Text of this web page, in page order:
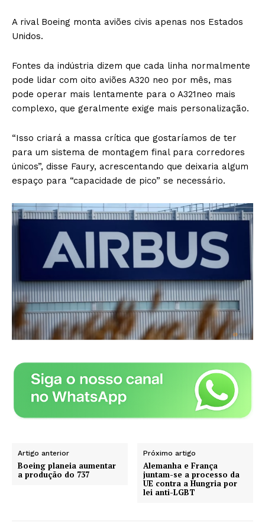
A rival Boeing monta aviões civis apenas nos Estados
Unidos.
Fontes da indústria dizem que cada linha normalmente
pode lidar com oito aviões A320 neo por mês, mas
pode operar mais lentamente para o A321neo mais
complexo, que geralmente exige mais personalização.
“Isso criará a massa crítica que gostaríamos de ter
para um sistema de montagem final para corredores
únicos”, disse Faury, acrescentando que deixaria algum
espaço para “capacidade de pico” se necessário.
Artigo anterior
Boeing planeia aumentar
a produção do 737
Próximo artigo
Alemanha e França
juntam-se a processo da
UE contra a Hungria por
lei anti-LGBT